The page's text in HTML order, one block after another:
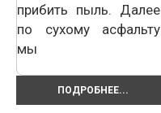
прибить пыль. Далее
по сухому асфальту
мы
ПОДРОБНЕЕ...